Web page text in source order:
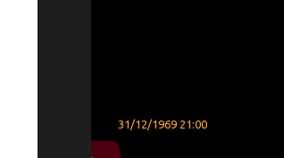
31/12/1969 21:00